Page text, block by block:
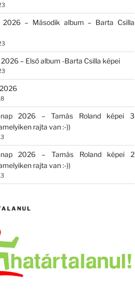
2026 – Második album – Barta Csilla
– Első album -Barta Csilla képei
nap 2026 – Tamás Roland képei 3
rajta van :-))
nap 2026 – Tamás Roland képei 2
rajta van :-))